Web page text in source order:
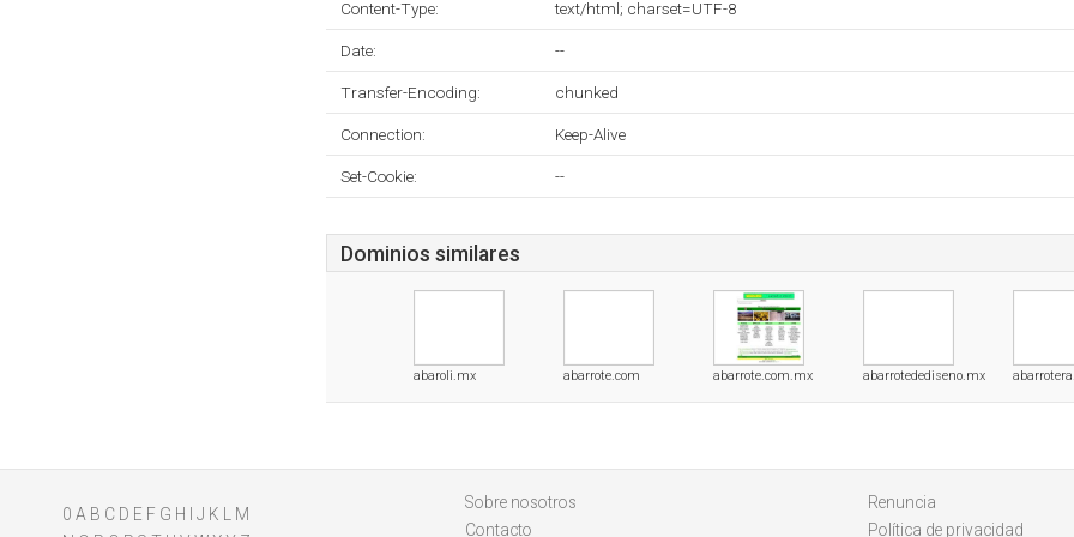
Content-Type: text/html; charset=UTF-8
Date: --
Transfer-Encoding: chunked
Connection: Keep-Alive
Set-Cookie: --
Dominios similares
abaroli.mx abarrote.com abarrote.com.mx abarrotedediseno.mx
0 A B C D E F G H J K
M
Sobre nosotros
Contacto
Renuncia
Política de privacidad